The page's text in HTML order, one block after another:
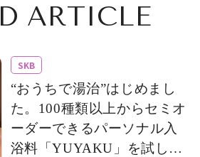
ARTICLE
SKB
“おうちで湯治”はじめまし
た。100種類以上からセミオ
ーダーできるパーソナル入
浴料「YUYAKU」を試して